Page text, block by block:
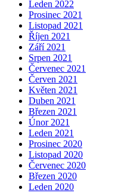
Leden 2022
Prosinec 2021
Listopad 2021
Říjen 2021
Září 2021
Srpen 2021
Červenec 2021
Červen 2021
Květen 2021
Duben 2021
Březen 2021
Únor 2021
Leden 2021
Prosinec 2020
Listopad 2020
Červenec 2020
Březen 2020
Leden 2020